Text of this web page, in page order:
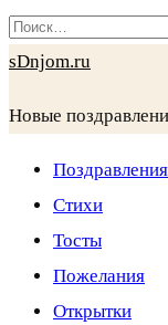
Перейти
к
Search
for:
sDnjom.ru
Новые
Поздравления
Стихи
Тосты
Пожелания
Открытки